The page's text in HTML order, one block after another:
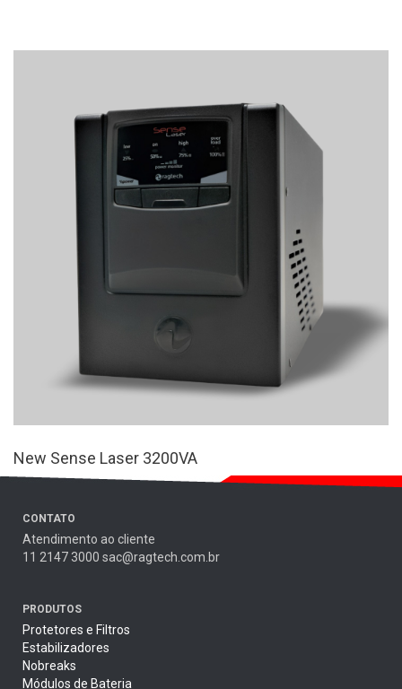
New Sense Laser 3200VA
CONTATO
Atendimento ao cliente
11 2147 3000 sac@ragtech.com.br
PRODUTOS
Protetores e Filtros
Estabilizadores
Nobreaks
Módulos de Bateria